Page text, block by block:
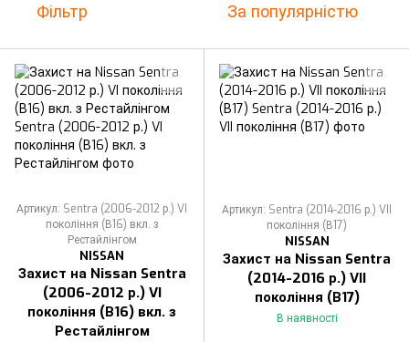
Фільтр За популярністю
Артикул: Sentra (2006-2012 р.) VI
покоління (В16) вкл. з
Рестайлінгом
NISSAN
Захист на Nissan Sentra
(2006-2012 р.) VI
покоління (В16) вкл. з
Рестайлінгом
Артикул: Sentra (2014-2016 р.) VII
покоління (В17)
NISSAN
Захист на Nissan Sentra
(2014-2016 р.) VII
покоління (В17)
В наявності